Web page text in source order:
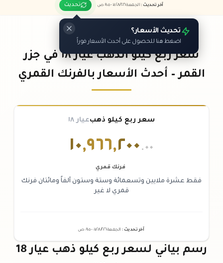
آخر تحديث : الجمعة ٠٧ /٠٨/٢٠٢٦ - ٠٩:٠٥ ص تحديث
تحديث الأسعار؟
اضغط هنا للحصول على أحدث الأسعار فوراً
سعر ربع كيلو الذهب عيار ١٨ في جزر
القمر – أحدث الأسعار بالفرنك القمري
سعر ربع كيلو ذهبعيار ١٨
١٠,٩٦٦,٢٠٠ .٠٠
فرنك قمري
فقط عشرة ملايين وتسعمائة وستة وستون ألفاً ومائتان فرنك
قمري لا غير
آخر تحديث : الجمعة ٠٧ /٠٨/٢٠٢٦ - ٠٩:٠٥ ص
رسم بياني لسعر ربع كيلو ذهب عيار 18